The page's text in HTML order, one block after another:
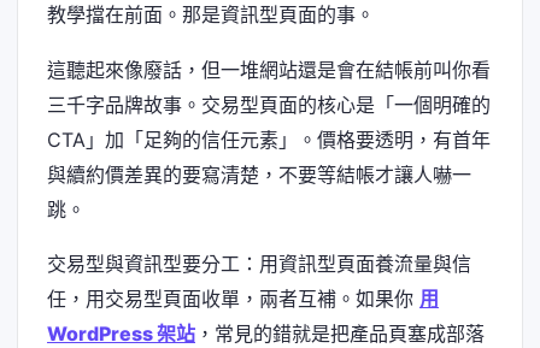
教學擋在前面。那是資訊型頁面的事。
這聽起來像廢話，但一堆網站還是會在結帳前叫你看
三千字品牌故事。交易型頁面的核心是「一個明確的
CTA」加「足夠的信任元素」。價格要透明，有首年
與續約價差異的要寫清楚，不要等結帳才讓人嚇一
跳。
交易型與資訊型要分工：用資訊型頁面養流量與信
任，用交易型頁面收單，兩者互補。如果你 用
WordPress 架站 ，常見的錯就是把產品頁塞成部落